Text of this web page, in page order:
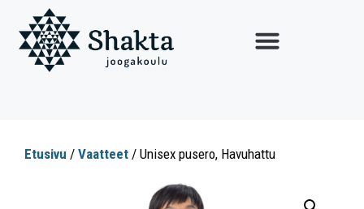
Etusivu / Vaatteet / Unisex pusero, Havuhattu